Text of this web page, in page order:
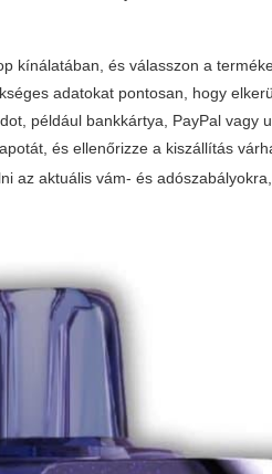
kínálatában, és válasszon a
adatokat pontosan, hogy
például bankkártya, PayPal vagy
és ellenőrizze a kiszállítás
az aktuális vám- és